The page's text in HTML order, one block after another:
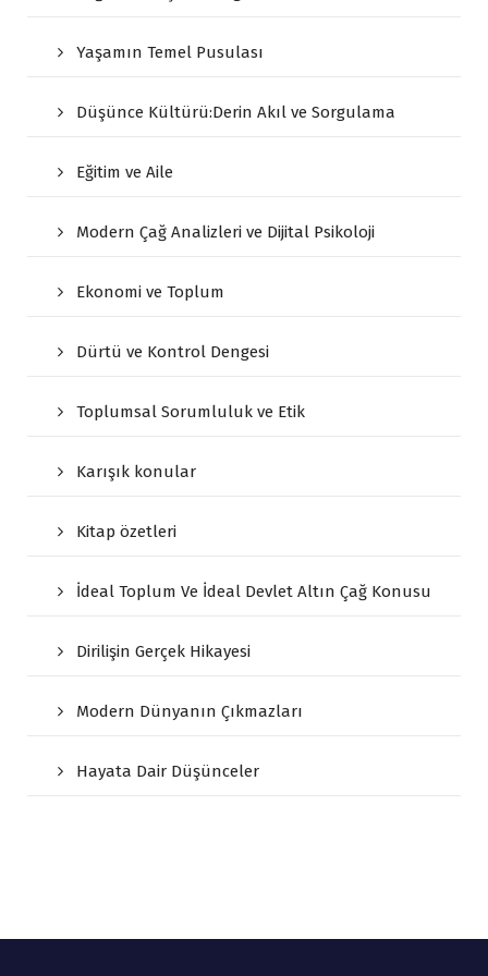
Yaşamın Temel Pusulası
Düşünce Kültürü:Derin Akıl ve Sorgulama
Eğitim ve Aile
Modern Çağ Analizleri ve Dijital Psikoloji
Ekonomi ve Toplum
Dürtü ve Kontrol Dengesi
Toplumsal Sorumluluk ve Etik
Karışık konular
Kitap özetleri
İdeal Toplum Ve İdeal Devlet Altın Çağ Konusu
Dirilişin Gerçek Hikayesi
Modern Dünyanın Çıkmazları
Hayata Dair Düşünceler